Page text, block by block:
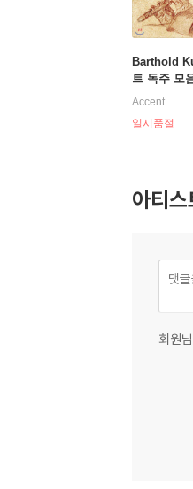
Barthold
트 독주 모
ur la Flute
Accent
일시품절
아티
회원